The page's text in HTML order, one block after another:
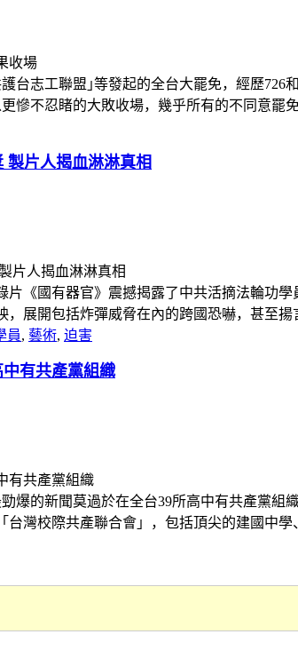
台志工聯盟｣等發起的全台大罷免，經歷
慘不忍睹的大敗收場，幾乎所有的不同意
製片人揭血淋淋真相
片《國有器官》震撼揭露了中共活摘法輪功
，展開包括炸彈威脅在內的跨國恐嚇，甚至
員, 藝術, 迫害
有共產黨組織
勁爆的新聞莫過於在全台39所高中有共產黨
台灣校際共產聯合會」，包括頂尖的建國中